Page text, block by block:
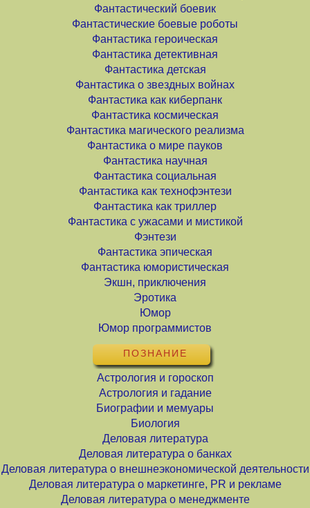
Фантастический боевик
Фантастические боевые роботы
Фантастика героическая
Фантастика детективная
Фантастика детская
Фантастика о звездных войнах
Фантастика как киберпанк
Фантастика космическая
Фантастика магического реализма
Фантастика о мире пауков
Фантастика научная
Фантастика социальная
Фантастика как технофэнтези
Фантастика как триллер
Фантастика с ужасами и мистикой
Фэнтези
Фантастика эпическая
Фантастика юмористическая
Экшн, приключения
Эротика
Юмор
Юмор программистов
ПОЗНАНИЕ
Астрология и гороскоп
Астрология и гадание
Биографии и мемуары
Биология
Деловая литература
Деловая литература о банках
Деловая литература о внешнеэкономической деятельности
Деловая литература о маркетинге, PR и рекламе
Деловая литература о менеджменте